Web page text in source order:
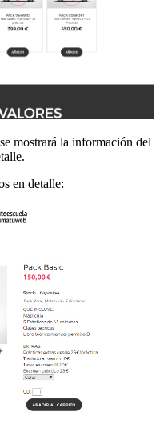
mostrará la información del
en detalle: